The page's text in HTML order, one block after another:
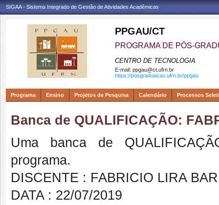
SIGAA - Sistema Integrado de Gestão de Atividades Acadêmicas
PPGAU/CT
PROGRAMA DE PÓS-
CENTRO DE TECNOLOGIA
E-mail: ppgau@ct.ufrn.br
https://posgraduacao.ufrn.br/ppgau
Programa Ensino Projetos de Pesquisa Calendário Processos
Banca de QUALIFICAÇÃO:
Uma banca de
programa.
DISCENTE : FABRICIO LIRA
DATA : 22/07/2019